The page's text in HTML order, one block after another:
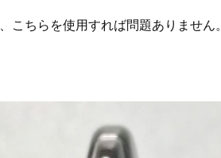
こちらを使用すれば問題ありません。